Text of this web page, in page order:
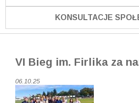
KONSULTACJE
VI Bieg im. Firlika za
06.10.25